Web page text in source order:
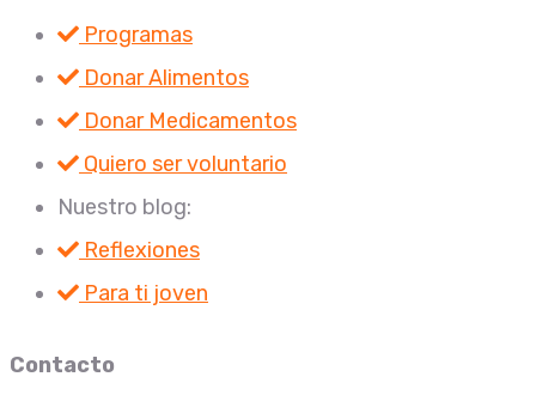
Programas
Donar Alimentos
Donar Medicamentos
Quiero ser voluntario
Nuestro blog:
Reflexiones
Para ti joven
Contacto